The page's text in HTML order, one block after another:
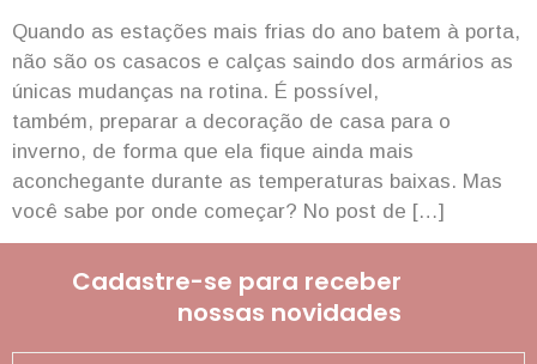
Quando as estações mais frias do ano batem à porta,
não são os casacos e calças saindo dos armários as
únicas mudanças na rotina. É possível,
também, preparar a decoração de casa para o
inverno, de forma que ela fique ainda mais
aconchegante durante as temperaturas baixas. Mas
você sabe por onde começar? No post de […]
Cadastre-se para receber
nossas novidades